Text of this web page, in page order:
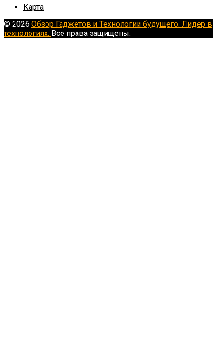
Карта
© 2026 Обзор Гаджетов и Технологии будущего. Лидер в
технологиях. Все права защищены.